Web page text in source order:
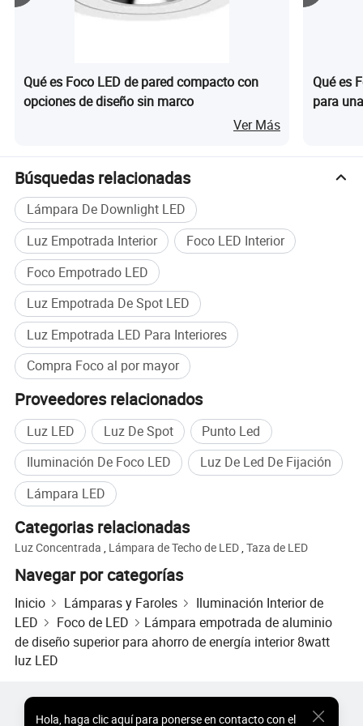
Qué es Foco LED de pared compacto con
opciones de diseño sin marco
Ver Más
Qué es
para
Búsquedas relacionadas
Lámpara De Downlight LED
Luz Empotrada Interior
Foco LED Interior
Foco Empotrado LED
Luz Empotrada De Spot LED
Luz Empotrada LED Para Interiores
Compra Foco al por mayor
Proveedores relacionados
Luz LED Luz De Spot
Punto Led
Iluminación De Foco LED
Luz De Led De Fijación
Lámpara LED
Categorias relacionadas
Luz Concentrada , Lámpara de Techo de LED,Taza de LED
Navegar por categorías
Inicio Lámparas y Faroles
Iluminación Interior de
LED
Foco de LED
Lámpara empotrada de aluminio
de diseño superior para ahorro de energía interior 8watt
luz LED
Hola, haga clic aquí para ponerse en contacto con el
Precio de Productos Populares